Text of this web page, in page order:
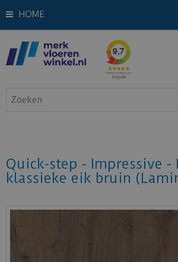
HOME
Quick-step - Impressive -
klassieke eik bruin